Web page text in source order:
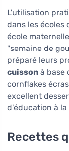
L'utilisation
dans les écoles
école
"semaine de
préparé leurs
cuisson à base
cornflakes
excellent
d'éducation à
Recettes